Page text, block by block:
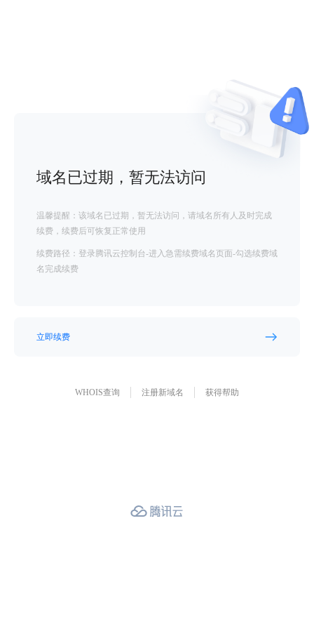
域名已过期，暂无法访问
温馨提醒：该域名已过期，暂无法访问，请域名所有人及时完成
续费，续费后可恢复正常使用
续费路径：登录腾讯云控制台-进入急需续费域名页面-勾选续费域
名完成续费
立即续费
WHOIS查询 注册新域名 获得帮助